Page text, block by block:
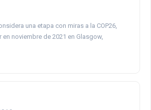
una etapa con miras a la COP26,
en noviembre de 2021 en Glasgow,